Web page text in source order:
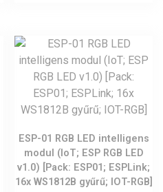
ESP-01 RGB LED intelligens
modul (IoT; ESP RGB LED
v1.0) [Pack: ESP01; ESPLink;
16x WS1812B gyűrű; IOT-RGB]